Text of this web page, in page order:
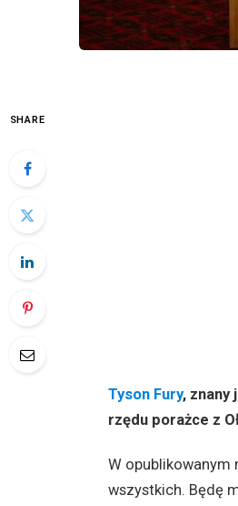
SHARE
Tyson Fury, znany
rzędu porażce z
W opublikowanym
wszystkich. Będę